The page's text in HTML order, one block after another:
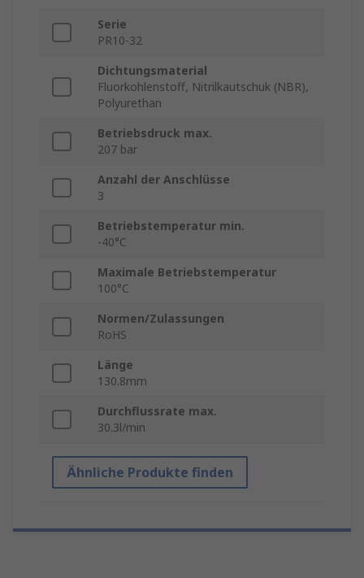
Serie
PR10-32
Dichtungsmaterial
Fluorkohlenstoff, Nitrilkautschuk (NBR),
Polyurethan
Betriebsdruck max.
207 bar
Anzahl der Anschlüsse
3
Betriebstemperatur min.
-40°C
Maximale Betriebstemperatur
100°C
Normen/Zulassungen
RoHS
Länge
130.8mm
Durchflussrate max.
30.3l/min
Ähnliche Produkte finden